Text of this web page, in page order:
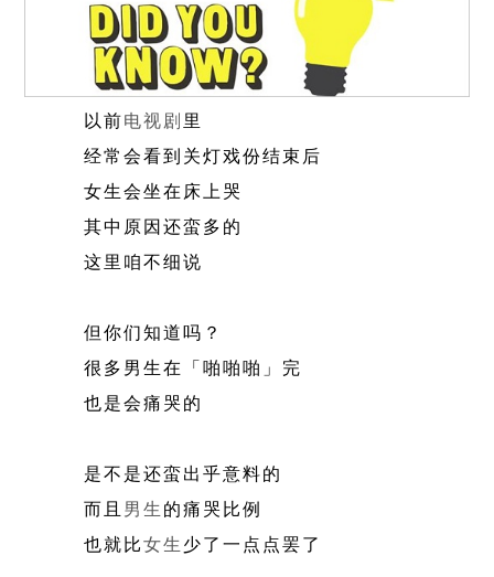
以前电视剧里
经常会看到关灯戏份结束后
女生会坐在床上哭
其中原因还蛮多的
这里咱不细说
但你们知道吗？
很多男生在「啪啪啪」完
也是会痛哭的
是不是还蛮出乎意料的
而且 男生的痛哭比例
也就比女生少了一点点罢了